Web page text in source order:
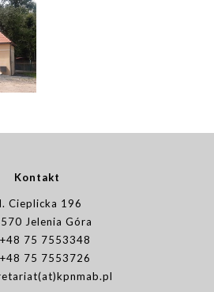
Kontakt
Cieplicka 196
Jelenia Góra
+48 75 7553348
+48 75 7553726